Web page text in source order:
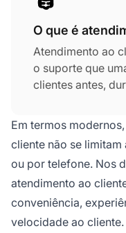
O que é
Atendimento ao
o suporte que
clientes antes,
conectando os
Envolve
clientes,
resolvendo seus
através de vários
Em termos
cliente não se
ou por telefone. Nos
atendimento ao
conveniência,
velocidade ao